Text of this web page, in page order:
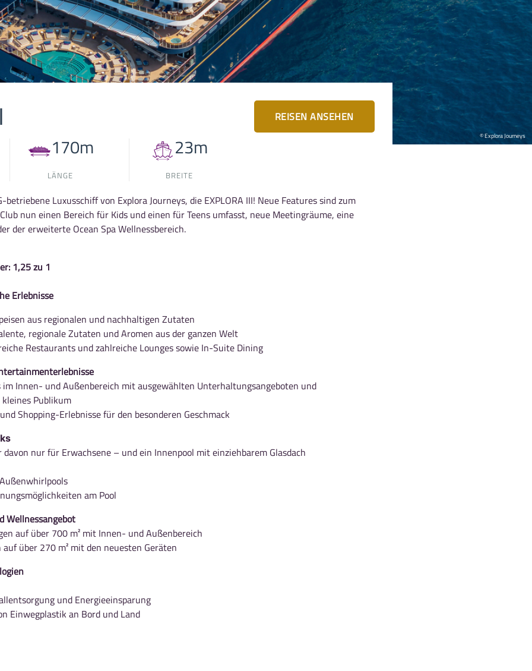
© Explora Journeys
REISEN ANSEHEN
170m
LÄNGE
23m
BREITE
Luxusschiff von Explora Journeys, die EXPLORA III! Neue Features sind zum
nun einen Bereich für Kids und einen für Teens umfasst, neue Meetingräume, eine
der erweiterte Ocean Spa Wellnessbereich.
1,25 zu 1
Erlebnisse
aus regionalen und nachhaltigen Zutaten
regionale Zutaten und Aromen aus der ganzen Welt
Restaurants und zahlreiche Lounges sowie In-Suite Dining
im Innen- und Außenbereich mit ausgewählten Unterhaltungsangeboten und
Publikum
Shopping-Erlebnisse für den besonderen Geschmack
nur für Erwachsene – und ein Innenpool mit einziehbarem Glasdach
am Pool
Wellnessangebot
auf über 700 m² mit Innen- und Außenbereich
über 270 m² mit den neuesten Geräten
und Energieeinsparung
Einwegplastik an Bord und Land